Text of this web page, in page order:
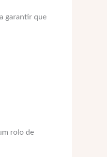
garantir que
rolo de